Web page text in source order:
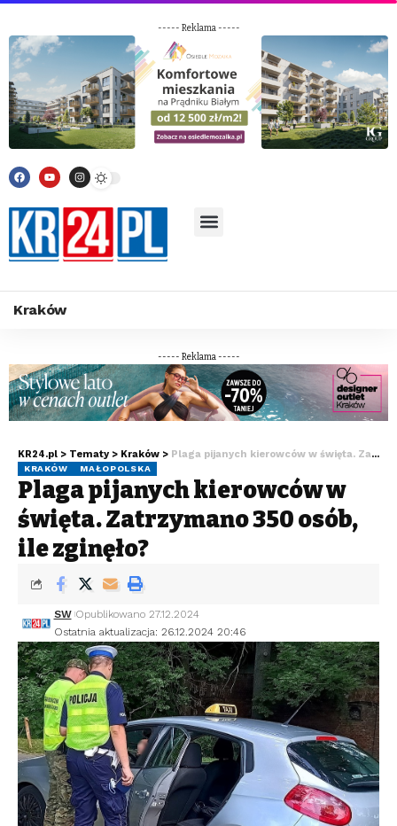
----- Reklama -----
Kraków
----- Reklama -----
KR24.pl > Tematy > Kraków > Plaga pijanych kierowców w święta. Zatrzymano 350 osób, ile zginęło?
KRAKÓW MAŁOPOLSKA
Plaga pijanych kierowców w
święta. Zatrzymano 350 osób,
ile zginęło?
Ostatnia aktualizacja: 26.12.2024 20:46
SW Opublikowano 27.12.2024